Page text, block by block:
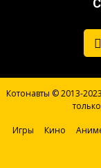
Котонавты © 2013-
Игры Кино